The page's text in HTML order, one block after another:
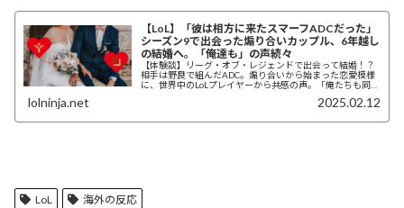
【LoL】「彼は相方に来たスマーフADCだった」
シーズン9で出会った煽り合いカップル、6年越し
の結婚へ。「俺達も」の声続々
【体験談】リーグ・オブ・レジェンドで出会って結婚！？
相手は野良で組んだADC。煽り合いから始まった恋愛模様
に、世界中のLoLプレイヤーから共感の声。「俺たちも同
ン4から現在まで、様々な時代のLoLカップルたちの体験談
lolninja.net 2025.02.12
LoL 海外の反応